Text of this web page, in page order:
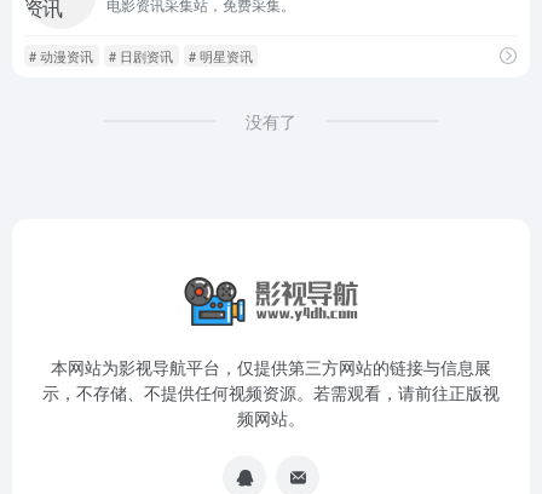
电影资讯采集站，免费采集。
# 动漫资讯 # 日剧资讯 # 明星资讯
没有了
本网站为影视导航平台，仅提供第三方网站的链接与信息展
示，不存储、不提供任何视频资源。若需观看，请前往正版视
频网站。